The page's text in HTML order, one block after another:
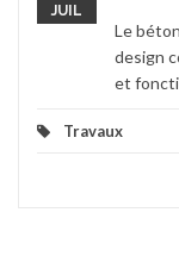
JUIL
Le
design
et
Travaux